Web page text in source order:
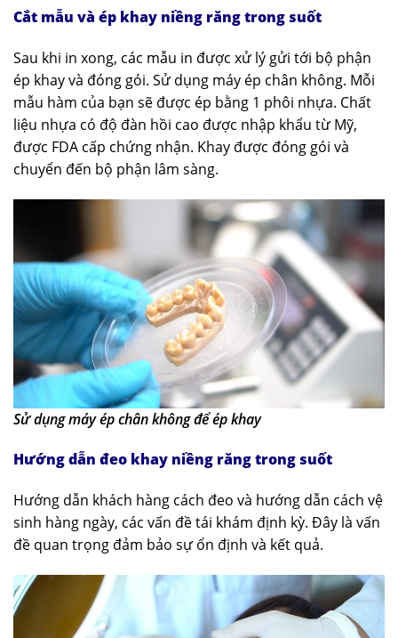
Cắt mẫu và ép khay niềng răng trong suốt
Sau khi in xong, các mẫu in được xử lý gửi tới bộ phận
ép khay và đóng gói. Sử dụng máy ép chân không. Mỗi
mẫu hàm của bạn sẽ được ép bằng 1 phôi nhựa. Chất
liệu nhựa có độ đàn hồi cao được nhập khẩu từ Mỹ,
được FDA cấp chứng nhận. Khay được đóng gói và
chuyển đến bộ phận lâm sàng.
Sử dụng máy ép chân không để ép khay
Hướng dẫn đeo khay niềng răng trong suốt
Hướng dẫn khách hàng cách đeo và hướng dẫn cách vệ
sinh hàng ngày, các vấn đề tái khám định kỳ. Đây là vấn
đề quan trọng đảm bảo sự ổn định và kết quả.